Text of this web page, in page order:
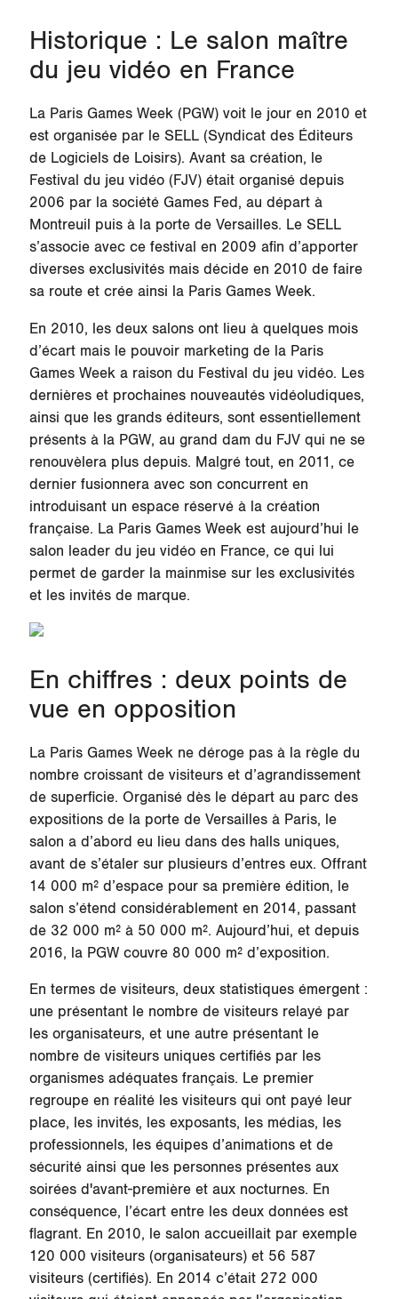
Historique : Le salon maître
du jeu vidéo en France
La Paris Games Week (PGW) voit le jour en 2010 et
est organisée par le SELL (Syndicat des Éditeurs
de Logiciels de Loisirs). Avant sa création, le
Festival du jeu vidéo (FJV) était organisé depuis
2006 par la société Games Fed, au départ à
Montreuil puis à la porte de Versailles. Le SELL
s’associe avec ce festival en 2009 afin d’apporter
diverses exclusivités mais décide en 2010 de faire
sa route et crée ainsi la Paris Games Week.
En 2010, les deux salons ont lieu à quelques mois
d’écart mais le pouvoir marketing de la Paris
Games Week a raison du Festival du jeu vidéo. Les
dernières et prochaines nouveautés vidéoludiques,
ainsi que les grands éditeurs, sont essentiellement
présents à la PGW, au grand dam du FJV qui ne se
renouvèlera plus depuis. Malgré tout, en 2011, ce
dernier fusionnera avec son concurrent en
introduisant un espace réservé à la création
française. La Paris Games Week est aujourd’hui le
salon leader du jeu vidéo en France, ce qui lui
permet de garder la mainmise sur les exclusivités
et les invités de marque.
En chiffres : deux points de
vue en opposition
La Paris Games Week ne déroge pas à la règle du
nombre croissant de visiteurs et d’agrandissement
de superficie. Organisé dès le départ au parc des
expositions de la porte de Versailles à Paris, le
salon a d’abord eu lieu dans des halls uniques,
avant de s’étaler sur plusieurs d’entres eux. Offrant
14 000 m² d’espace pour sa première édition, le
salon s’étend considérablement en 2014, passant
de 32 000 m² à 50 000 m². Aujourd’hui, et depuis
2016, la PGW couvre 80 000 m² d’exposition.
En termes de visiteurs, deux statistiques émergent :
une présentant le nombre de visiteurs relayé par
les organisateurs, et une autre présentant le
nombre de visiteurs uniques certifiés par les
organismes adéquates français. Le premier
regroupe en réalité les visiteurs qui ont payé leur
place, les invités, les exposants, les médias, les
professionnels, les équipes d’animations et de
sécurité ainsi que les personnes présentes aux
soirées d'avant-première et aux nocturnes. En
conséquence, l’écart entre les deux données est
flagrant. En 2010, le salon accueillait par exemple
120 000 visiteurs (organisateurs) et 56 587
visiteurs (certifiés). En 2014 c’était 272 000